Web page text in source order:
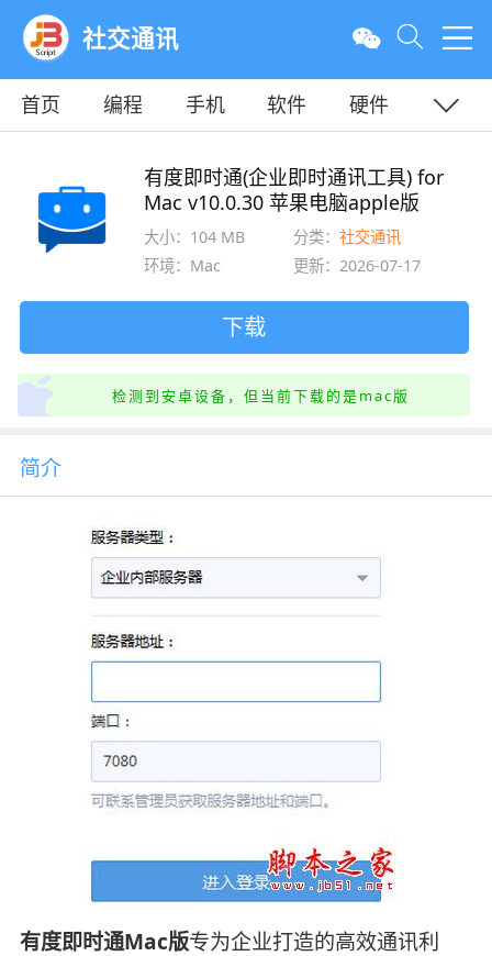
社交通讯
首页 编程 手机 软件
硬件
有度即时通(企业即时通讯工具) for
Mac v10.0.30 苹果电脑apple版
大小：104 MB 分类：社交通讯
环境：Mac
更新：2026-07-17
下载
检测到安卓设备，但当前下载的是mac版
简介
有度即时通Mac版专为企业打造的高效通讯利